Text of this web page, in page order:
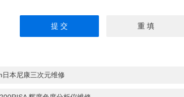
日本尼康三次元维修